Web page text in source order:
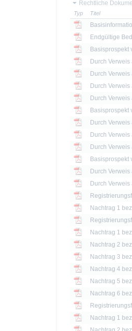
Rechtliche
Typ Titel
Endgültige
Basisprospekt
Basisprospekt
Basisprospekt
Nachtrag 1
Nachtrag 1
Nachtrag 2
Nachtrag 3
Nachtrag 4
Nachtrag 5
Nachtrag 6
Nachtrag 1